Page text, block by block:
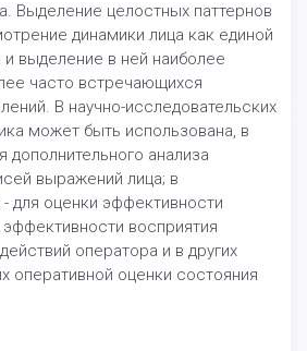
Выделение целостных паттернов
динамики лица как единой
выделение в ней наиболее
часто встречающихся
В научно-исследовательских
может быть использована, в
дополнительного анализа
выражений лица; в
- для оценки эффективности
восприятия
оператора и в других
оперативной оценки состояния